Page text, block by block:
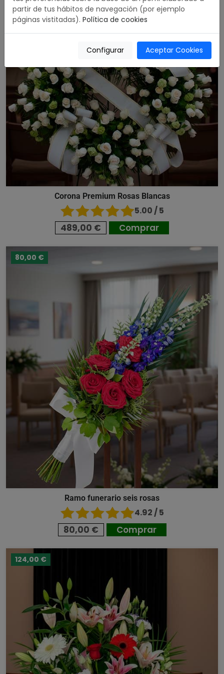
Corona Premium Rosas Blancas
5.00 / 5
489,00 € Comprar
80,00 €
Ramo funerario seis rosas
4.92 / 5
80,00 € Comprar
124,00 €
partir de tus hábitos de navegación (por ejemplo
páginas vistitadas). Política de cookies
Configurar Aceptar Cookies